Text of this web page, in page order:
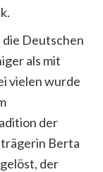
die Deutschen
als mit
vielen wurde
der
Berta
der